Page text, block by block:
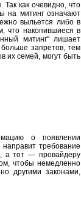
как очевидно, что
на митинг означают
выльется либо в
что накопившиеся в
митинг" лишает
запретов, тем
их семей, могут быть
о появлении
требование
а тот — провайдеру
чтобы немедленно
другими законами,